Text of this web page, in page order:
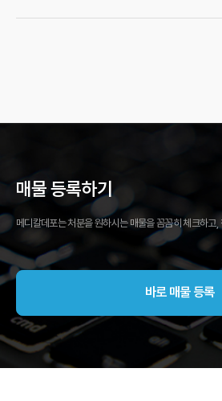
매물 등록하기
메디칼데포는 처분을 원하시는 매물을 꼼꼼히 체크하고,
바로 매물 등록